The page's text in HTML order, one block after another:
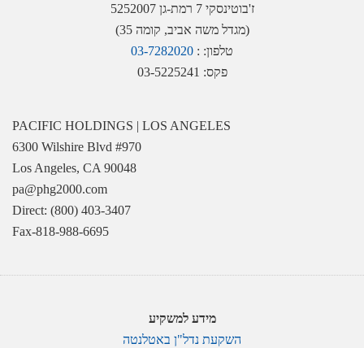
ז'בוטינסקי 7 רמת-גן 5252007
(מגדל משה אביב, קומה 35)
טלפון: : 03-7282020
פקס: 03-5225241
PACIFIC HOLDINGS | LOS ANGELES
6300 Wilshire Blvd #970
Los Angeles, CA 90048
pa@phg2000.com
Direct: (800) 403-3407
Fax-818-988-6695
מידע למשקיע
השקעת נדל"ן באטלנטה